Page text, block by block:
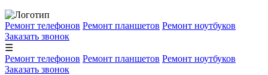
Ремонт телефонов Ремонт планшетов Ремонт ноутбуков
Заказать звонок
☰
Ремонт телефонов Ремонт планшетов Ремонт ноутбуков
Заказать звонок